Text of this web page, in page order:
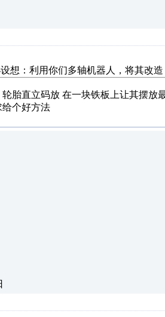
想：利用你们多轴机器人，将其改
胎直立码放 在一块铁板上让其摆放
个好方法